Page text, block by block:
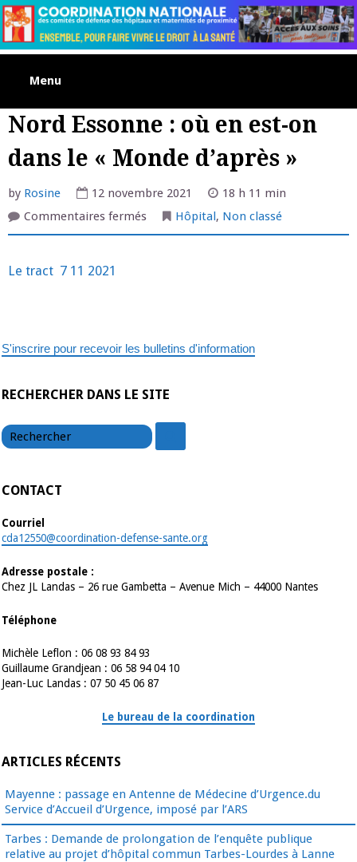
Skip
to
content
Menu
Nord Essonne : où en est-on
dans le « Monde d’après »
by Rosine 12 novembre 2021
18 h 11 min
Commentaires ferméssur
Essonne
Hôpital, Non classé
Le tract 7 11 2021
S'inscrire pour recevoir les bulletins d'information
RECHERCHER DANS LE SITE
CONTACT
Courriel
cda12550@coordination-defense-sante.org
Adresse postale :
Chez JL Landas – 26 rue Gambetta – Avenue Mich – 44000 Nantes
Téléphone
Michèle Leflon : 06 08 93 84 93
Guillaume Grandjean : 06 58 94 04 10
Jean-Luc Landas : 07 50 45 06 87
Le bureau de la coordination
ARTICLES RÉCENTS
Mayenne : passage en Antenne de Médecine d’Urgence.du
Service d’Accueil d’Urgence, imposé par l’ARS
Tarbes : Demande de prolongation de l’enquête publique
relative au projet d’hôpital commun Tarbes-Lourdes à Lanne